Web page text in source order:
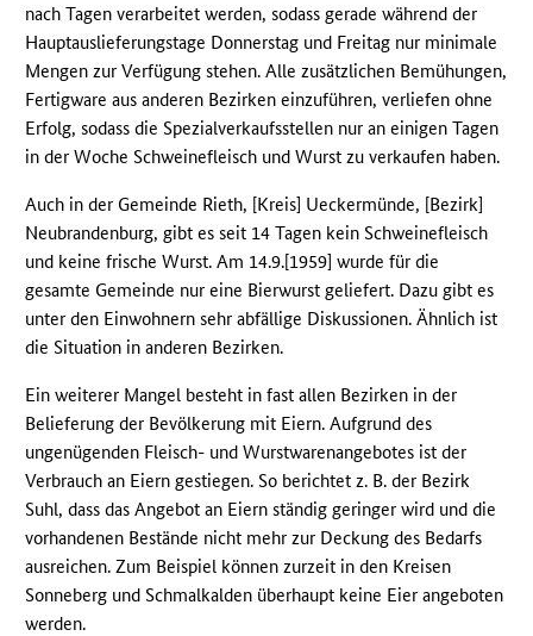
nach Tagen verarbeitet werden, sodass gerade während der
Hauptauslieferungstage Donnerstag und Freitag nur minimale
Mengen zur Verfügung stehen. Alle zusätzlichen Bemühungen,
Fertigware aus anderen Bezirken einzuführen, verliefen ohne
Erfolg, sodass die Spezialverkaufsstellen nur an einigen Tagen
in der Woche Schweinefleisch und Wurst zu verkaufen haben.
Auch in der Gemeinde Rieth, [Kreis] Ueckermünde, [Bezirk]
Neubrandenburg, gibt es seit 14 Tagen kein Schweinefleisch
und keine frische Wurst. Am 14.9.[1959] wurde für die
gesamte Gemeinde nur eine Bierwurst geliefert. Dazu gibt es
unter den Einwohnern sehr abfällige Diskussionen. Ähnlich ist
die Situation in anderen Bezirken.
Ein weiterer Mangel besteht in fast allen Bezirken in der
Belieferung der Bevölkerung mit Eiern. Aufgrund des
ungenügenden Fleisch- und Wurstwarenangebotes ist der
Verbrauch an Eiern gestiegen. So berichtet z. B. der Bezirk
Suhl, dass das Angebot an Eiern ständig geringer wird und die
vorhandenen Bestände nicht mehr zur Deckung des Bedarfs
ausreichen. Zum Beispiel können zurzeit in den Kreisen
Sonneberg und Schmalkalden überhaupt keine Eier angeboten
werden.